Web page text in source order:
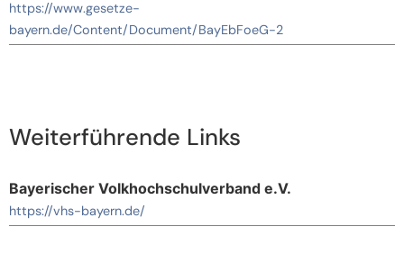
https://www.gesetze-
bayern.de/Content/Document/BayEbFoeG-2
Weiterführende Links
Bayerischer Volkhochschulverband e.V.
https://vhs-bayern.de/